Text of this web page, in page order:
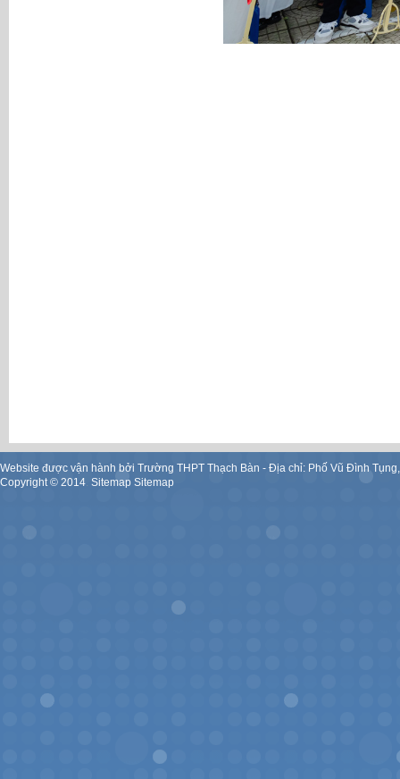
Website được vận hành bởi Trường THPT Thạch Bàn - Địa chỉ: Phố Vũ Đình
Copyright © 2014. Sitemap Sitemap